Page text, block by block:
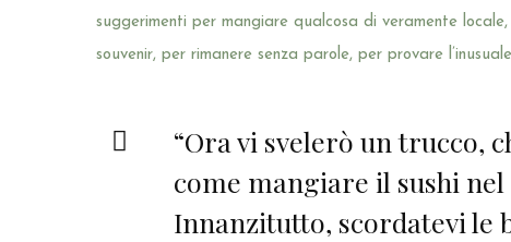
suggerimenti per mangiare qualcosa di veramente
souvenir, per rimanere senza parole, per provare
“Ora vi svelerò un trucco,
come mangiare il sushi
Innanzitutto, scordatevi le